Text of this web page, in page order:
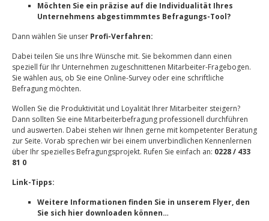
Möchten Sie ein präzise auf die Individualität Ihres
Unternehmens abgestimmmtes Befragungs-Tool?
Dann wählen Sie unser Profi-Verfahren:
Dabei teilen Sie uns Ihre Wünsche mit. Sie bekommen dann einen
speziell für Ihr Unternehmen zugeschnittenen Mitarbeiter-Fragebogen.
Sie wählen aus, ob Sie eine Online-Survey oder eine schriftliche
Befragung möchten.
Wollen Sie die Produktivität und Loyalität Ihrer Mitarbeiter steigern?
Dann sollten Sie eine Mitarbeiterbefragung professionell durchführen
und auswerten. Dabei stehen wir Ihnen gerne mit kompetenter Beratung
zur Seite. Vorab sprechen wir bei einem unverbindlichen Kennenlernen
über Ihr spezielles Befragungsprojekt. Rufen Sie einfach an: 0228 / 433
81 0
Link-Tipps:
Weitere Informationen finden Sie in unserem Flyer, den
Sie sich hier downloaden können…